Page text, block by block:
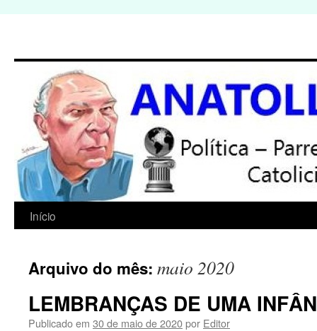
Pular
conteúdo
Início
Arquivo do mês: maio 2020
LEMBRANÇAS DE UMA
Publicado em 30 de maio de 2020por Editor